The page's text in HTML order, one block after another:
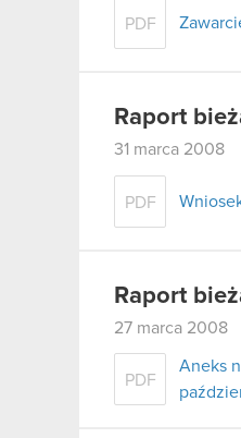
PDF
Raport
31 marca 2008
PDF
Raport
27 marca 2008
PDF
Aneks